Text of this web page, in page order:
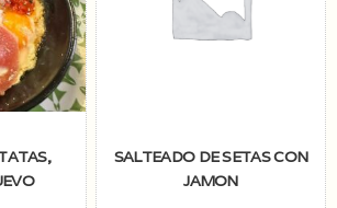
SALTEADO DE SETAS CON
JAMON